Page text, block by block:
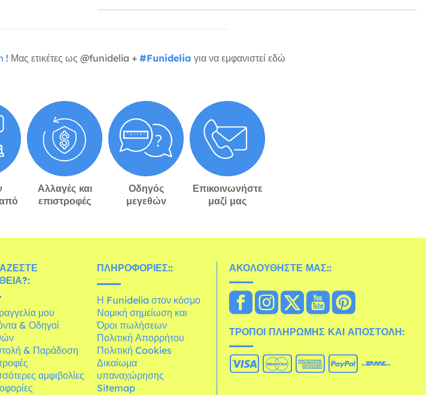
! Μας ετικέτες ως @funidelia + #Funidelia για να εμφανιστεί εδώ
Αλλαγές και
επιστροφές
Οδηγός
μεγεθών
Επικοινωνήστε
μαζί μας
μου
& Οδηγοί
& Παράδοση
αμφιβολίες
ΠΛΗΡΟΦΟΡΊΕΣ::
Η Funidelia στον κόσμο
Νομική σημείωση και
Όροι πωλήσεων
Πολιτική Απορρήτου
Πολιτική Cookies
Δικαίωμα
υπαναχώρησης
Sitemap
ΑΚΟΛΟΥΘΉΣΤΕ ΜΑΣ::
ΤΡΌΠΟΙ ΠΛΗΡΩΜΉΣ ΚΑΙ ΑΠΟΣΤΟΛΉ: